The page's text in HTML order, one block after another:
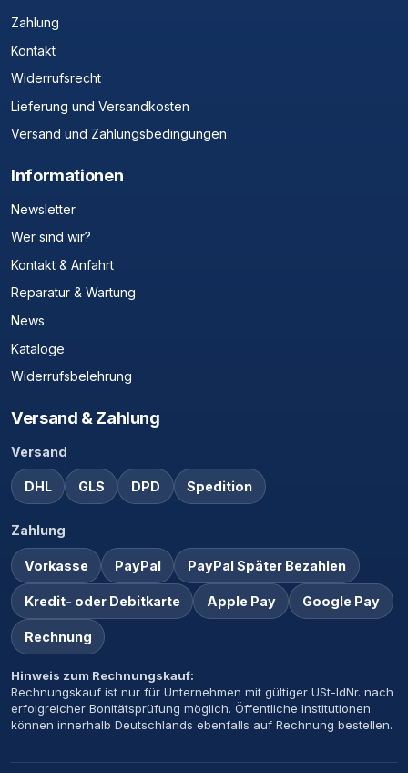
Zahlung
Kontakt
Widerrufsrecht
Lieferung und Versandkosten
Versand und Zahlungsbedingungen
Informationen
Newsletter
Wer sind wir?
Kontakt & Anfahrt
Reparatur & Wartung
News
Kataloge
Widerrufsbelehrung
Versand & Zahlung
Versand
DHL GLS DPD Spedition
Zahlung
Vorkasse PayPal PayPal Später Bezahlen
Kredit- oder Debitkarte Apple Pay Google Pay
Rechnung
Hinweis zum Rechnungskauf:
Rechnungskauf ist nur für Unternehmen mit gültiger USt-IdNr. nach
erfolgreicher Bonitätsprüfung möglich. Öffentliche Institutionen
können innerhalb Deutschlands ebenfalls auf Rechnung bestellen.